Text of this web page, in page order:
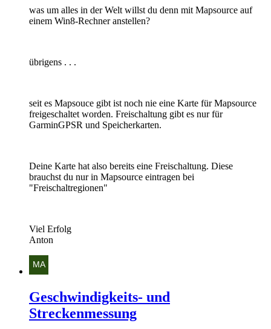
was um alles in der Welt willst du denn mit Mapsource auf
einem Win8-Rechner anstellen?
übrigens . . .
seit es Mapsouce gibt ist noch nie eine Karte für Mapsource
freigeschaltet worden. Freischaltung gibt es nur für
GarminGPSR und Speicherkarten.
Deine Karte hat also bereits eine Freischaltung. Diese
brauchst du nur in Mapsource eintragen bei
"Freischaltregionen"
Viel Erfolg
Anton
Geschwindigkeits- und
Streckenmessung